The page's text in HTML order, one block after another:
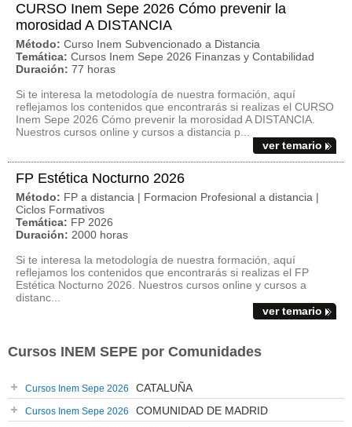
CURSO Inem Sepe 2026 Cómo prevenir la
morosidad A DISTANCIA
Método: Curso Inem Subvencionado a Distancia
Temática: Cursos Inem Sepe 2026 Finanzas y Contabilidad
Duración: 77 horas
Si te interesa la metodología de nuestra formación, aquí
reflejamos los contenidos que encontrarás si realizas el CURSO
Inem Sepe 2026 Cómo prevenir la morosidad A DISTANCIA.
Nuestros cursos online y cursos a distancia p...
ver temario
FP Estética Nocturno 2026
Método: FP a distancia | Formacion Profesional a distancia |
Ciclos Formativos
Temática: FP 2026
Duración: 2000 horas
Si te interesa la metodología de nuestra formación, aquí
reflejamos los contenidos que encontrarás si realizas el FP
Estética Nocturno 2026. Nuestros cursos online y cursos a
distanc...
ver temario
Cursos INEM SEPE por Comunidades
Cursos Inem Sepe 2026 CATALUÑA
Cursos Inem Sepe 2026 COMUNIDAD DE MADRID